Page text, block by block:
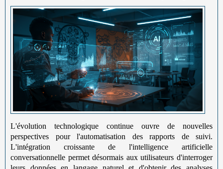
L'évolution technologique continue ouvre de nouvelles
perspectives pour l'automatisation des rapports de suivi.
L'intégration croissante de l'intelligence artificielle
conversationnelle permet désormais aux utilisateurs d'interroger